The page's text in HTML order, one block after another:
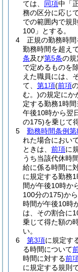
ては、 同項中「
務の区分に応じ
での範囲内で規
100」とする。
4
正規の勤務時
勤務時間を超え
条及び第5条の規
で定めるものを
えた職員には、
て、 第1項(前項
む。)の規定にか
定する勤務1時
午後10時から翌
の175)を乗じて
5
勤務時間条例
れた場合におい
ときは、 前項に
うち当該代休時
給に係る時間に
に規定する勤務
間が午後10時か
100分の175)から
時間が午後10時
は、その割合に
乗じて得た額の
い。
6
第3項に規定す
る時間について
時間に対する前
に規定する規則